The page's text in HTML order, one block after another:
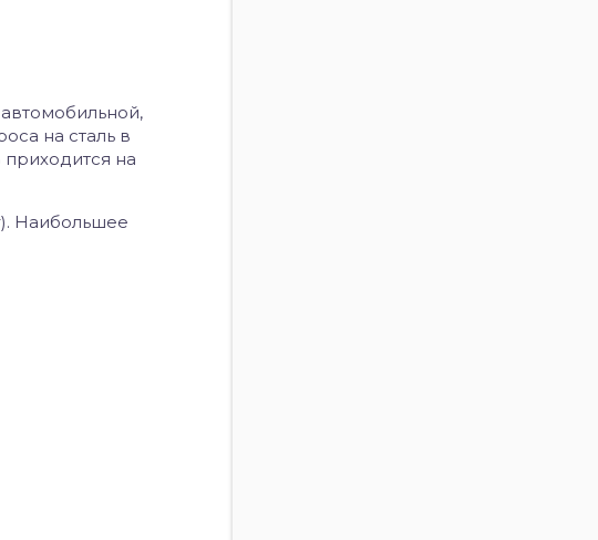
на сталь в
на
Наибольшее